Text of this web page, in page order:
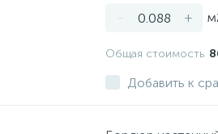
- +
Общая стоимость
Добавить к